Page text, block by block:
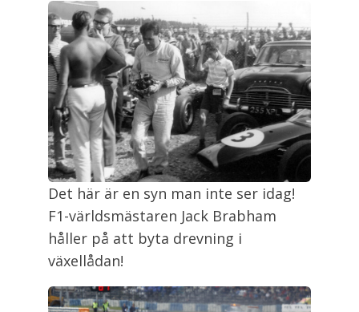
Det här är en syn man inte ser idag!
F1-världsmästaren Jack Brabham
håller på att byta drevning i
växellådan!